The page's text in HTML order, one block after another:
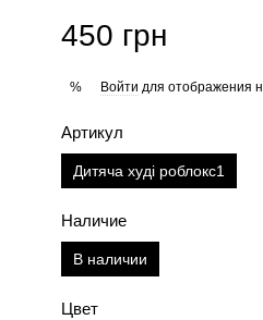
450 грн
% Войти для отображения
Артикул
Дитяча худі роблокс1
Наличие
В наличии
Цвет